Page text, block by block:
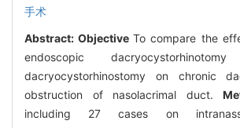
手术
Abstract:ObjectiveTo compare the
endoscopic
dacryocystorhinostomy on chronic
obstruction of nasolacrimal duct.
including 27 cases on